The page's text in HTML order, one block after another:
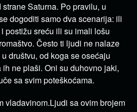
Saturna. Po pravilu, u
dogoditi samo dva scenarija: ili
postižu sreću ili su imali lošu
Često ti ljudi ne nalaze
društvu, od koga se osećaju
ne plaši. Oni su duhovno jaki,
sa svim poteškoćama.
vladavinom.Ljudi sa ovim brojem